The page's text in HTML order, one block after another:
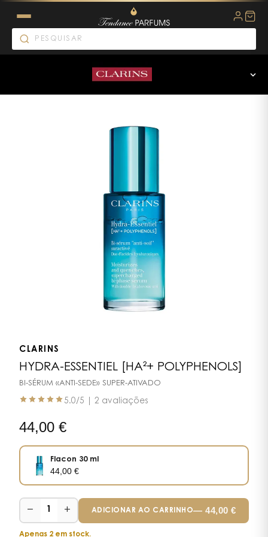
CLARINS
HYDRA-ESSENTIEL [HA²+ POLYPHENOLS]
BI-SÉRUM «ANTI-SEDE» SUPER-ATIVADO
5.0/5 | 2 avaliações
44,00 €
Flacon 30 ml
44,00€
− 1 + ADICIONAR AO CARRINHO— 44,00 €
Apenas 2 em stock.